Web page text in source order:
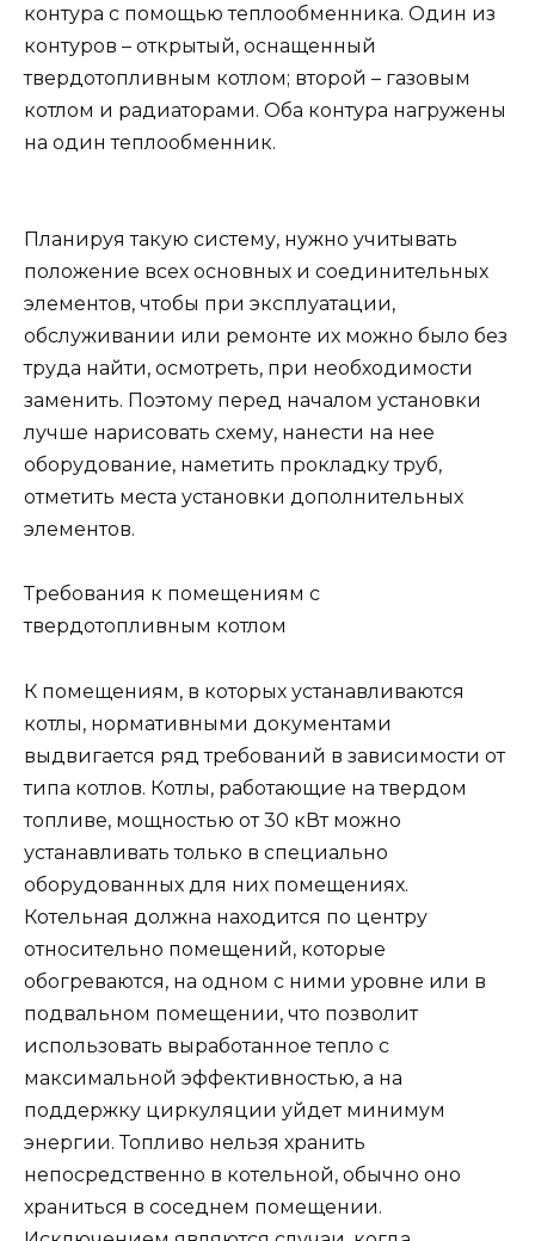
контура с помощью теплообменника. Один из
контуров – открытый, оснащенный
твердотопливным котлом; второй – газовым
котлом и радиаторами. Оба контура нагружены
на один теплообменник.
Планируя такую систему, нужно учитывать
положение всех основных и соединительных
элементов, чтобы при эксплуатации,
обслуживании или ремонте их можно было без
труда найти, осмотреть, при необходимости
заменить. Поэтому перед началом установки
лучше нарисовать схему, нанести на нее
оборудование, наметить прокладку труб,
отметить места установки дополнительных
элементов.
Требования к помещениям с
твердотопливным котлом
К помещениям, в которых устанавливаются
котлы, нормативными документами
выдвигается ряд требований в зависимости от
типа котлов. Котлы, работающие на твердом
топливе, мощностью от 30 кВт можно
устанавливать только в специально
оборудованных для них помещениях.
Котельная должна находится по центру
относительно помещений, которые
обогреваются, на одном с ними уровне или в
подвальном помещении, что позволит
использовать выработанное тепло с
максимальной эффективностью, а на
поддержку циркуляции уйдет минимум
энергии. Топливо нельзя хранить
непосредственно в котельной, обычно оно
храниться в соседнем помещении.